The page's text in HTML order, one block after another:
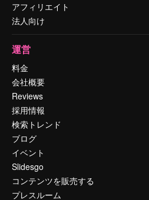
アフィリエイト
法人向け
運営
料金
会社概要
Reviews
採用情報
検索トレンド
ブログ
イベント
Slidesgo
コンテンツを販売する
プレスルーム